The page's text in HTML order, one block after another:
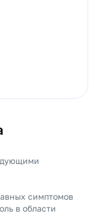
симптомов
в области